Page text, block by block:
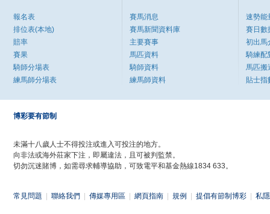
報名表
排位表(本地)
賠率
賽果
騎師分場表
練馬師分場表
賽馬消息
賽馬新聞資料庫
主要賽事
馬匹資料
騎師資料
練馬師資料
速勢能
賽日數
初出馬
騎練配
馬匹搬
貼士指
博彩要有節制
未滿十八歲人士不得投注或進入可投注的地方。
向非法或海外莊家下注，即屬違法，且可被判監禁。
切勿沉迷賭博，如需尋求輔導協助，可致電平和基金熱線1834 633。
常見問題 聯絡我們 傳媒專用區 網頁指南 規例 提倡有節制博彩 私